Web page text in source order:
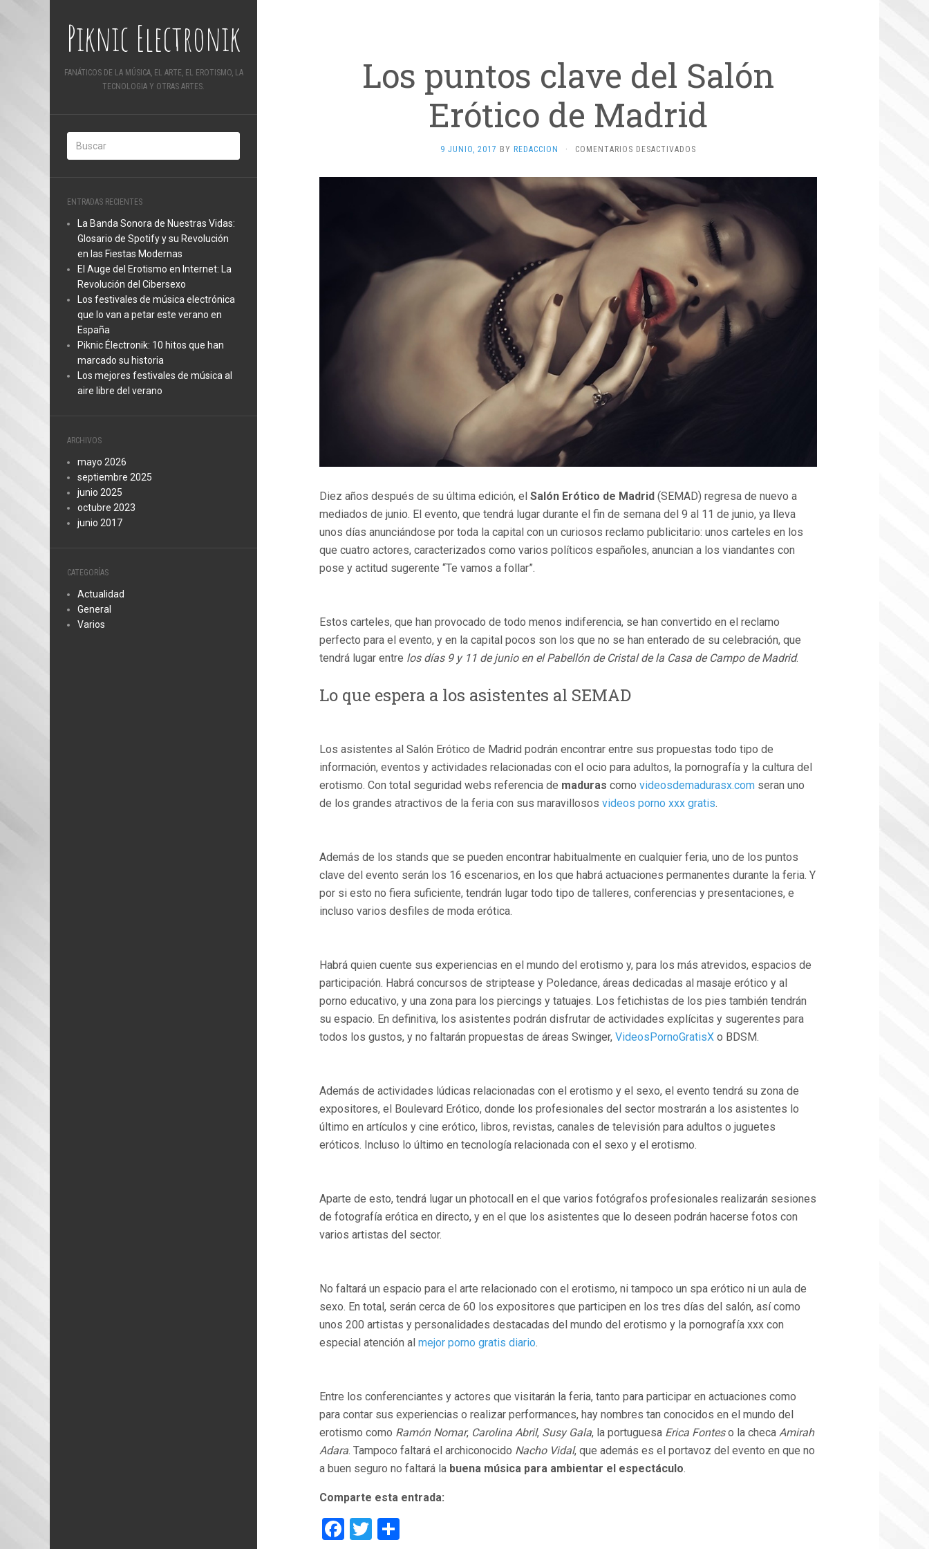
Piknic Electronik
FANÁTICOS DE LA MÚSICA, EL ARTE, EL EROTISMO, LA
TECNOLOGIA Y OTRAS ARTES.
ENTRADAS RECIENTES
La Banda Sonora de Nuestras Vidas:
Glosario de Spotify y su Revolución
en las Fiestas Modernas
El Auge del Erotismo en Internet: La
Revolución del Cibersexo
Los festivales de música electrónica
que lo van a petar este verano en
España
Piknic Électronik: 10 hitos que han
marcado su historia
Los mejores festivales de música al
aire libre del verano
ARCHIVOS
mayo 2026
septiembre 2025
junio 2025
octubre 2023
junio 2017
CATEGORÍAS
Actualidad
General
Varios
Los puntos clave del Salón
Erótico de Madrid
9 JUNIO, 2017 BY REDACCION · COMENTARIOS DESACTIVADOS
PUNTOS
ERÓTICO
MADRID
Diez años después de su última edición, el Salón Erótico de Madrid (SEMAD) regresa de nuevo a
mediados de junio. El evento, que tendrá lugar durante el fin de semana del 9 al 11 de junio, ya lleva
unos días anunciándose por toda la capital con un curiosos reclamo publicitario: unos carteles en los
que cuatro actores, caracterizados como varios políticos españoles, anuncian a los viandantes con
pose y actitud sugerente “Te vamos a follar”.
Estos carteles, que han provocado de todo menos indiferencia, se han convertido en el reclamo
perfecto para el evento, y en la capital pocos son los que no se han enterado de su celebración, que
tendrá lugar entre los días 9 y 11 de junio en el Pabellón de Cristal de la Casa de Campo de Madrid.
Lo que espera a los asistentes al SEMAD
Los asistentes al Salón Erótico de Madrid podrán encontrar entre sus propuestas todo tipo de
información, eventos y actividades relacionadas con el ocio para adultos, la pornografía y la cultura del
erotismo. Con total seguridad webs referencia de maduras como videosdemadurasx.com seran uno
de los grandes atractivos de la feria con sus maravillosos videos porno xxx gratis.
Además de los stands que se pueden encontrar habitualmente en cualquier feria, uno de los puntos
clave del evento serán los 16 escenarios, en los que habrá actuaciones permanentes durante la feria. Y
por si esto no fiera suficiente, tendrán lugar todo tipo de talleres, conferencias y presentaciones, e
incluso varios desfiles de moda erótica.
Habrá quien cuente sus experiencias en el mundo del erotismo y, para los más atrevidos, espacios de
participación. Habrá concursos de striptease y Poledance, áreas dedicadas al masaje erótico y al
porno educativo, y una zona para los piercings y tatuajes. Los fetichistas de los pies también tendrán
su espacio. En definitiva, los asistentes podrán disfrutar de actividades explícitas y sugerentes para
todos los gustos, y no faltarán propuestas de áreas Swinger, VideosPornoGratisX o BDSM.
Además de actividades lúdicas relacionadas con el erotismo y el sexo, el evento tendrá su zona de
expositores, el Boulevard Erótico, donde los profesionales del sector mostrarán a los asistentes lo
último en artículos y cine erótico, libros, revistas, canales de televisión para adultos o juguetes
eróticos. Incluso lo último en tecnología relacionada con el sexo y el erotismo.
Aparte de esto, tendrá lugar un photocall en el que varios fotógrafos profesionales realizarán sesiones
de fotografía erótica en directo, y en el que los asistentes que lo deseen podrán hacerse fotos con
varios artistas del sector.
No faltará un espacio para el arte relacionado con el erotismo, ni tampoco un spa erótico ni un aula de
sexo. En total, serán cerca de 60 los expositores que participen en los tres días del salón, así como
unos 200 artistas y personalidades destacadas del mundo del erotismo y la pornografía xxx con
especial atención al mejor porno gratis diario.
Entre los conferenciantes y actores que visitarán la feria, tanto para participar en actuaciones como
para contar sus experiencias o realizar performances, hay nombres tan conocidos en el mundo del
erotismo como Ramón Nomar, Carolina Abril, Susy Gala, la portuguesa Erica Fonteso la checa Amirah
Adara. Tampoco faltará el archiconocido Nacho Vidal, que además es el portavoz del evento en que no
a buen seguro no faltará la buena música para ambientar el espectáculo.
Comparte esta entrada:
Facebook
Twitter